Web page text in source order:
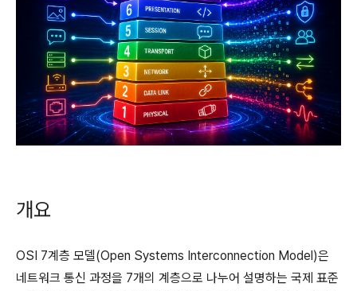
개요
OSI 7계층 모델(Open Systems Interconnection Model)은
네트워크 통신 과정을 7개의 계층으로 나누어 설명하는 국제 표준